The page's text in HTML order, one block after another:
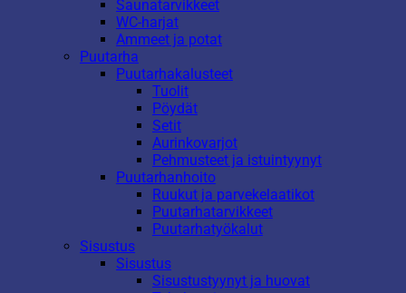
Saunatarvikkeet
WC-harjat
Ammeet ja potat
Puutarha
Puutarhakalusteet
Tuolit
Pöydät
Setit
Aurinkovarjot
Pehmusteet ja istuintyynyt
Puutarhanhoito
Ruukut ja parvekelaatikot
Puutarhatarvikkeet
Puutarhatyökalut
Sisustus
Sisustus
Sisustustyynyt ja huovat